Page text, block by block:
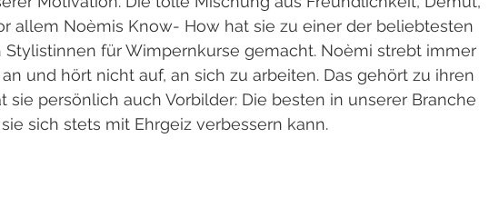
allem Noèmis Know- How hat sie zu einer der beliebtesten
Stylistinnen für Wimpernkurse gemacht. Noèmi strebt immer
und hört nicht auf, an sich zu arbeiten. Das gehört zu ihren
sie persönlich auch Vorbilder: Die besten in unserer Branche
sich stets mit Ehrgeiz verbessern kann.